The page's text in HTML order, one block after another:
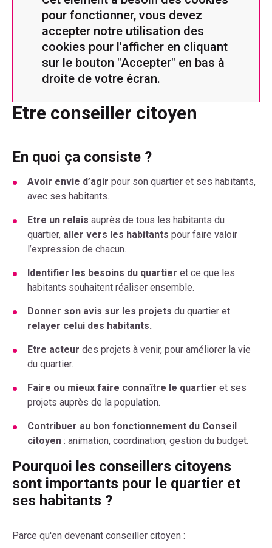
pour fonctionner, vous devez
accepter notre utilisation des
cookies pour l'afficher en cliquant
sur le bouton "Accepter" en bas à
droite de votre écran.
Etre conseiller citoyen
En quoi ça consiste ?
Avoir envie d’agir pour son quartier et ses habitants,
avec ses habitants.
Etre un relais auprès de tous les habitants du
quartier, aller vers les habitants pour faire valoir
l’expression de chacun.
Identifier les besoins du quartier et ce que les
habitants souhaitent réaliser ensemble.
Donner son avis sur les projets du quartier et
relayer celui des habitants.
Etre acteur des projets à venir, pour améliorer la vie
du quartier.
Faire ou mieux faire connaître le quartier et ses
projets auprès de la population.
Contribuer au bon fonctionnement du Conseil
citoyen : animation, coordination, gestion du budget.
Pourquoi les conseillers citoyens
sont importants pour le quartier et
ses habitants ?
Parce qu'en devenant conseiller citoyen :